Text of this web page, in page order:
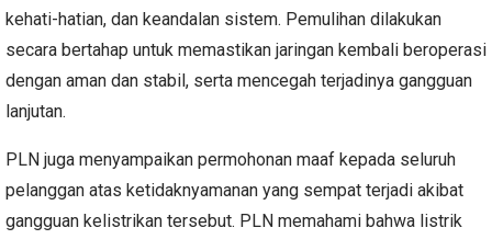
kehati-hatian, dan keandalan sistem. Pemulihan dilakukan
secara bertahap untuk memastikan jaringan kembali beroperasi
dengan aman dan stabil, serta mencegah terjadinya gangguan
lanjutan.
PLN juga menyampaikan permohonan maaf kepada seluruh
pelanggan atas ketidaknyamanan yang sempat terjadi akibat
gangguan kelistrikan tersebut. PLN memahami bahwa listrik